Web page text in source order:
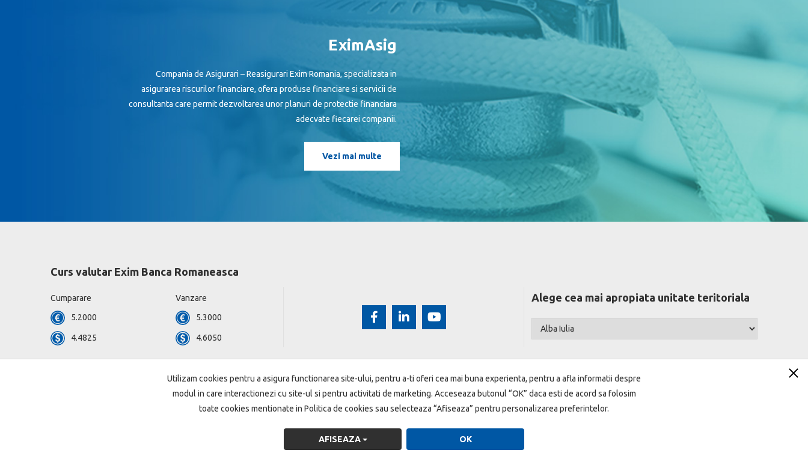
EximAsig
Compania de Asigurari – Reasigurari Exim Romania, specializata in
asigurarea riscurilor financiare, ofera produse financiare si servicii de
consultanta care permit dezvoltarea unor planuri de protectie financiara
adecvate fiecarei companii.
Vezi mai multe
Curs valutar Exim Banca Romaneasca
Cumparare Vanzare
5.2000 5.3000
4.4825 4.6050
Alege cea mai apropiata unitate teritoriala
Protecţia datelor Politica de cookie Garantarea depozitelor
Indici Bancari CSALB Fiipregatit.ro SigurantaOnline
Utilizam cookies pentru a asigura functionarea site-ului, pentru a-ti oferi cea mai buna experienta, pentru a afla informatii despre
modul in care interactionezi cu site-ul si pentru activitati de marketing. Acceseaza butonul “OK” daca esti de acord sa folosim
toate cookies mentionate in Politica de cookies sau selecteaza “Afiseaza” pentru personalizarea preferintelor.
AFISEAZA OK